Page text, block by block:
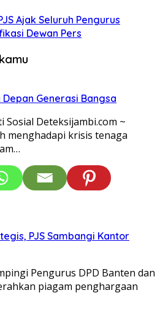
Ajak Seluruh Pengurus
Dewan Pers
Generasi Bangsa
Sosial Deteksijambi.com ~
menghadapi krisis tenaga
PJS Sambangi Kantor
Pengurus DPD Banten dan
piagam penghargaan